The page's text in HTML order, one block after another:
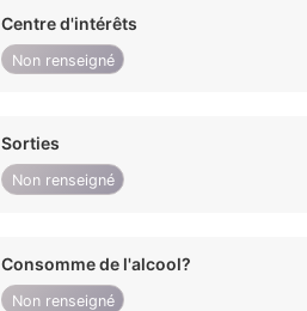
Centre d'intérêts
Non renseigné
Sorties
Non renseigné
Consomme de l'alcool?
Non renseigné